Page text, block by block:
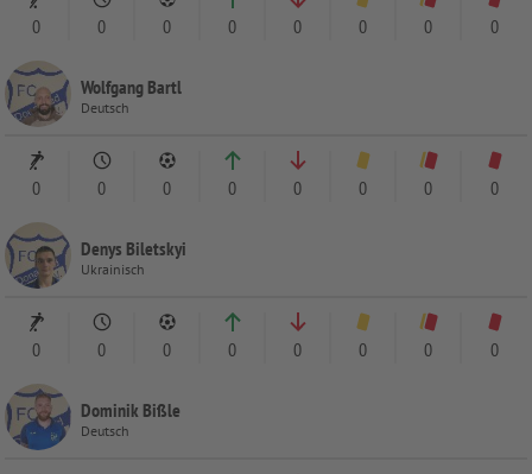
0 0 0 0 0 0 0 0
Wolfgang Bartl
Deutsch
0 0 0 0 0 0 0 0
Denys Biletskyi
Ukrainisch
0 0 0 0 0 0 0 0
Dominik Bißle
Deutsch